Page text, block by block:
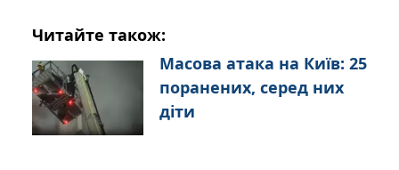
Читайте також:
Масова атака на Київ: 25
поранених, серед них
діти